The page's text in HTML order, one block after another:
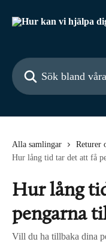
Sök bland våra artiklar …
Alla samlingar
Returer
Hur lång tid tar det att få
Hur lång
pengarna
Vill du ha tillbaka dina